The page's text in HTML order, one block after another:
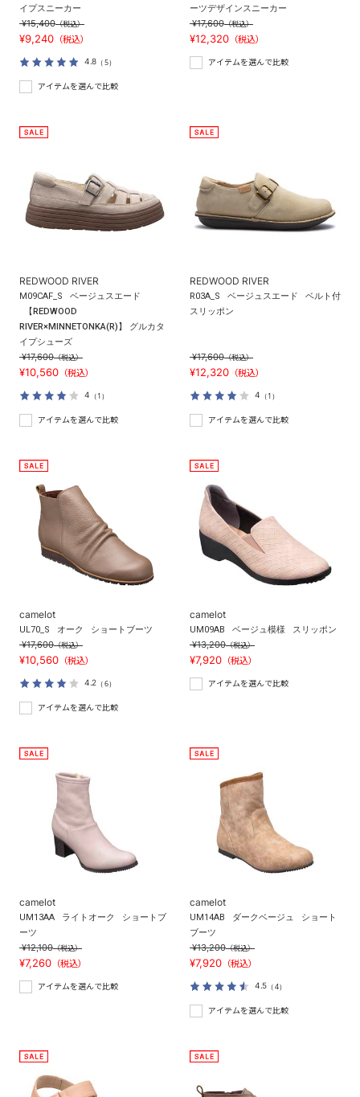
イプスニーカー
¥15,400（税込）
¥9,240 （税込）
4.8 （5）
アイテムを選んで比較
ーツデザインスニーカー
¥17,600（税込）
¥12,320 （税込）
アイテムを選んで比較
REDWOOD RIVER
M09CAF_S
ベージュスエード
【REDWOOD
RIVER×MINNETONKA(R)】 グルカタ
イプシューズ
¥17,600（税込）
¥10,560 （税込）
4 （1）
アイテムを選んで比較
REDWOOD RIVER
R03A_S ベージュスエード
ベルト付
スリッポン
¥17,600（税込）
¥12,320 （税込）
4 （1）
アイテムを選んで比較
camelot
UL70_S オーク ショートブーツ
¥17,600（税込）
¥10,560 （税込）
4.2 （6）
アイテムを選んで比較
camelot
UM09AB ベージュ模様 スリッポン
¥13,200（税込）
¥7,920 （税込）
アイテムを選んで比較
camelot
UM13AA ライトオーク
ショートブ
ーツ
¥12,100（税込）
¥7,260 （税込）
アイテムを選んで比較
camelot
UM14AB ダークベージュ
ショート
ブーツ
¥13,200（税込）
¥7,920 （税込）
4.5 （4）
アイテムを選んで比較